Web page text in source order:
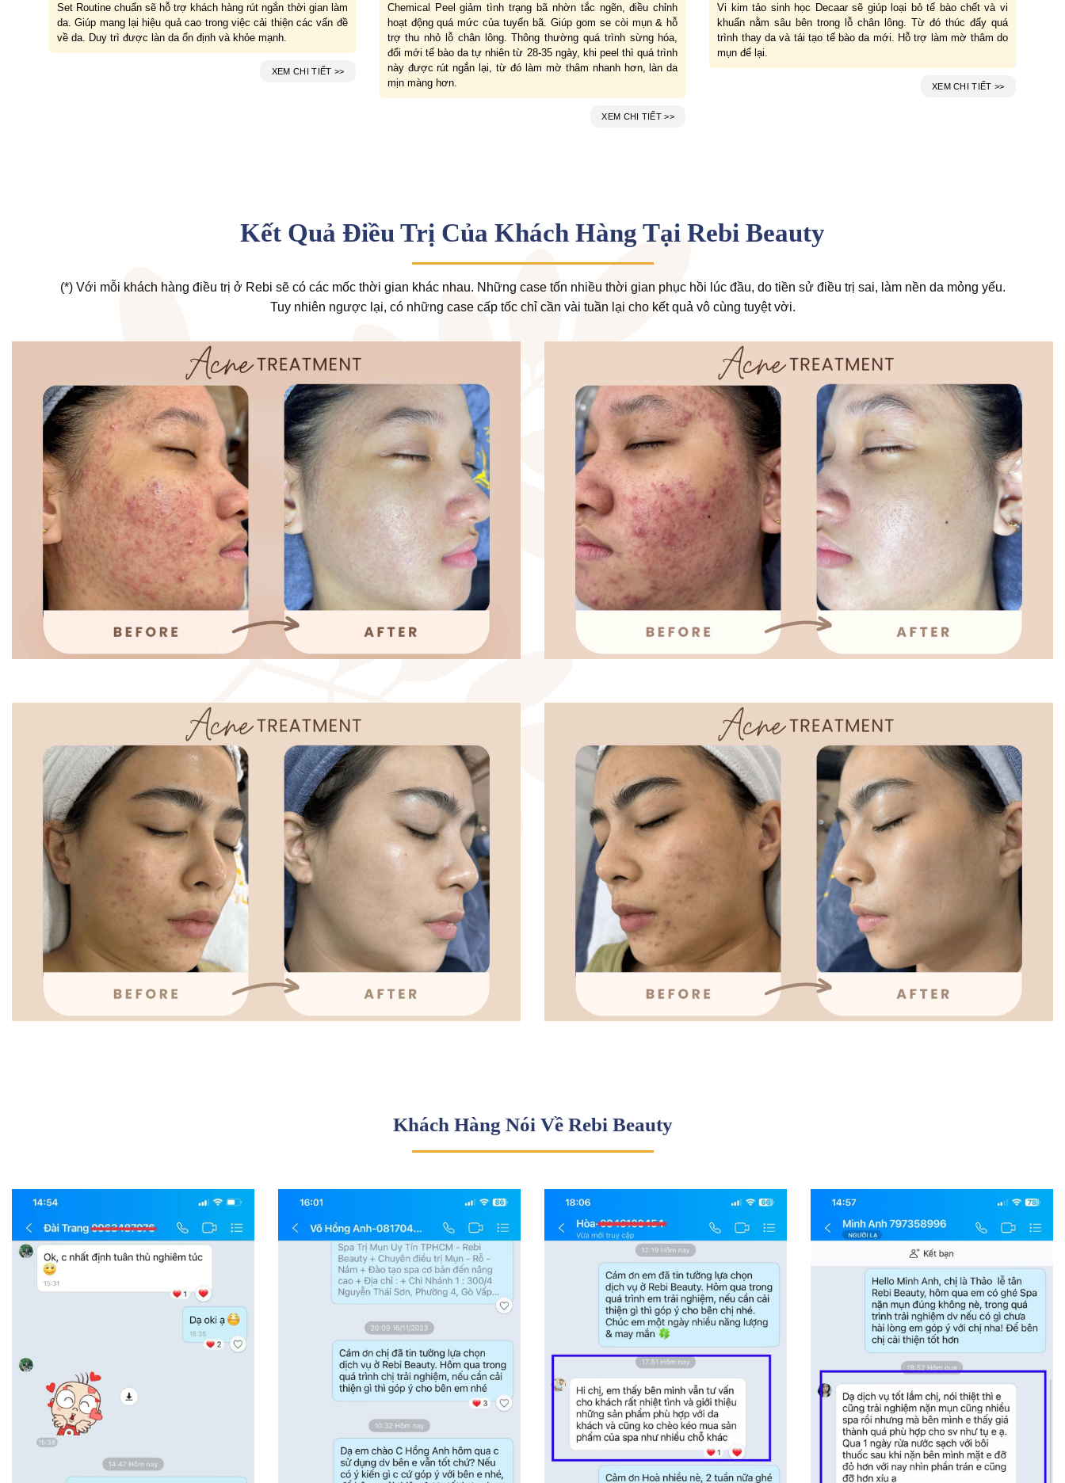
Set Routine chuẩn sẽ hỗ trợ khách hàng rút ngắn thời gian làm
da. Giúp mang lại hiệu quả cao trong việc cải thiện các vấn đề
về da. Duy trì được làn da ổn định và khỏe mạnh.
XEM CHI TIẾT >>
Chemical Peel giảm tình trạng bã nhờn tắc ngẽn, điều chỉnh
hoạt động quá mức của tuyến bã. Giúp gom se còi mụn & hỗ
trợ thu nhỏ lỗ chân lông. Thông thường quá trình sừng hóa,
đổi mới tế bào da tự nhiên từ 28-35 ngày, khi peel thì quá trình
này được rút ngắn lại, từ đó làm mờ thâm nhanh hơn, làn da
mịn màng hơn.
XEM CHI TIẾT >>
Vi kim tảo sinh học Decaar sẽ giúp loại bỏ tế bào chết và vi
khuẩn nằm sâu bên trong lỗ chân lông. Từ đó thúc đẩy quá
trình thay da và tái tạo tế bào da mới. Hỗ trợ làm mờ thâm do
mụn để lại.
XEM CHI TIẾT >>
Kết Quả Điều Trị Của Khách Hàng Tại Rebi Beauty
(*) Với mỗi khách hàng điều trị ở Rebi sẽ có các mốc thời gian khác nhau. Những case tốn nhiều thời gian phục hồi lúc đầu, do tiền sử điều trị sai, làm nền da mỏng yếu.
Tuy nhiên ngược lại, có những case cấp tốc chỉ cần vài tuần lại cho kết quả vô cùng tuyệt vời.
Khách Hàng Nói Về Rebi Beauty